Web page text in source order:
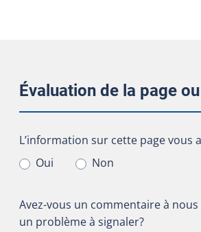
Évaluation de la page
L’information sur cette page
L’information sur cette page vous
Oui
Non
Avez-vous un commentaire à
un problème à signaler?